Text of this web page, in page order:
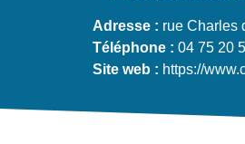
Adresse : rue Charles
Téléphone : 04 75 20
Site web : https://